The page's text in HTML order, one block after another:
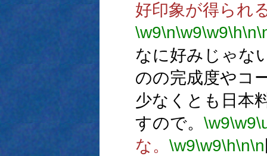
好印象が得られ
\w9\n\w9\w9\h\n
なに好みじゃな
のの完成度やコ
少なくとも日本
すので。 \w9\w9
な。 \w9\w9\h\n\n